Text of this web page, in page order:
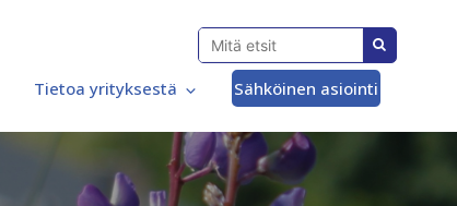
Tietoa yrityksestä Sähköinen asiointi